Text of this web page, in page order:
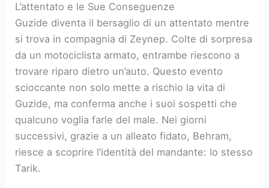
L’attentato e le Sue Conseguenze
Guzide diventa il bersaglio di un attentato mentre
si trova in compagnia di Zeynep. Colte di sorpresa
da un motociclista armato, entrambe riescono a
trovare riparo dietro un’auto. Questo evento
scioccante non solo mette a rischio la vita di
Guzide, ma conferma anche i suoi sospetti che
qualcuno voglia farle del male. Nei giorni
successivi, grazie a un alleato fidato, Behram,
riesce a scoprire l’identità del mandante: lo stesso
Tarik.